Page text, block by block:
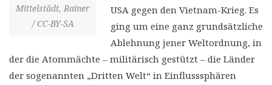
Mittelstädt, Rainer
/ CC-BY-SA
USA gegen den Vietnam-Krieg. Es
ging um eine ganz grundsätzliche
Ablehnung jener Weltordnung, in
der die Atommächte – militärisch gestützt – die Länder
der sogenannten „Dritten Welt“ in Einflusssphären